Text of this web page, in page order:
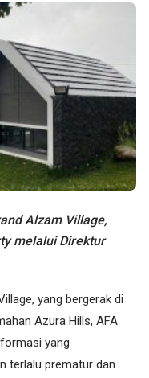
Alzam Village,
melalui Direktur
yang bergerak di
Azura Hills, AFA
yang
terlalu prematur dan